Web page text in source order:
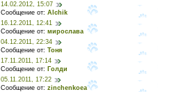
14.02.2012, 15:07
Сообщение от: Alchik
16.12.2011, 12:41
Сообщение от: мирослава
04.12.2011, 22:34
Сообщение от: Тоня
17.11.2011, 17:14
Сообщение от: Голди
05.11.2011, 17:22
Сообщение от: zinchenkoea